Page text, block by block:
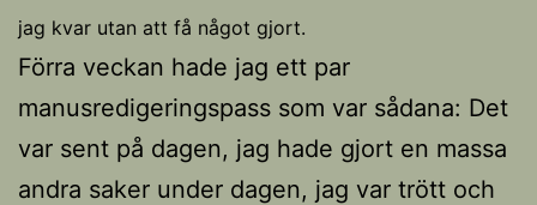
jag kvar utan att få något gjort.
Förra veckan hade jag ett par
manusredigeringspass som var sådana: Det
var sent på dagen, jag hade gjort en massa
andra saker under dagen, jag var trött och